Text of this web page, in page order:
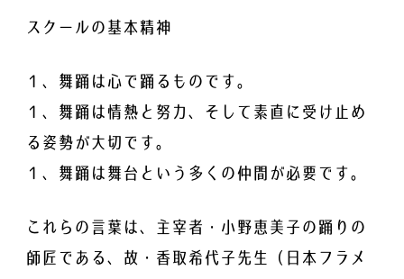
スクールの基本精神
１、舞踊は心で踊るものです。
１、舞踊は情熱と努力、そして素直に受け止め
る姿勢が大切です。
１、舞踊は舞台という多くの仲間が必要です。
これらの言葉は、主宰者・小野恵美子の踊りの
師匠である、故・香取希代子先生（日本フラメ